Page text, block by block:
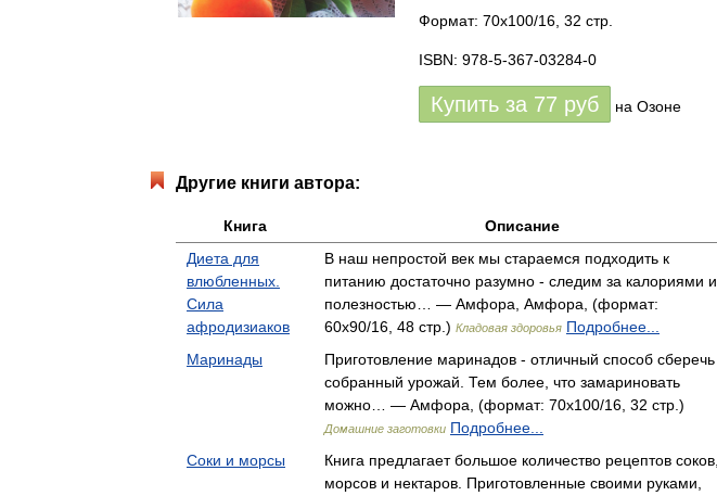
Формат: 70x100/16, 32 стр.
ISBN: 978-5-367-03284-0
Купить за 77 руб на Озоне
Другие книги автора:
Книга Описание
Диета для
влюбленных.
Сила
афродизиаков
В наш непростой век мы стараемся подходить к
питанию достаточно разумно - следим за калориями и
полезностью… — Амфора, Амфора, (формат:
60x90/16, 48 стр.) Кладовая здоровья Подробнее...
Маринады
Приготовление маринадов - отличный способ сберечь
собранный урожай. Тем более, что замариновать
можно… — Амфора, (формат: 70x100/16, 32 стр.)
Домашние заготовки Подробнее...
Соки и морсы
Книга предлагает большое количество рецептов соков,
морсов и нектаров. Приготовленные своими руками,